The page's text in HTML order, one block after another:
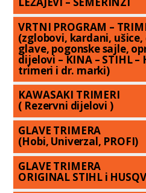
VRTNI PROGRAM –
(zglobovi, kardani,
glave, pogonske sajle,
dijelovi – KINA – STIHL –
trimeri i dr. marki)
KAWASAKI TRIMERI
( Rezervni dijelovi )
GLAVE TRIMERA
(Hobi, Univerzal, PROFI)
GLAVE TRIMERA
ORIGINAL STIHL i